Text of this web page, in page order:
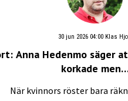
30 jun 2026 04:00 Klas
Anna Hedenmo säger
korkade
När kvinnors röster bara